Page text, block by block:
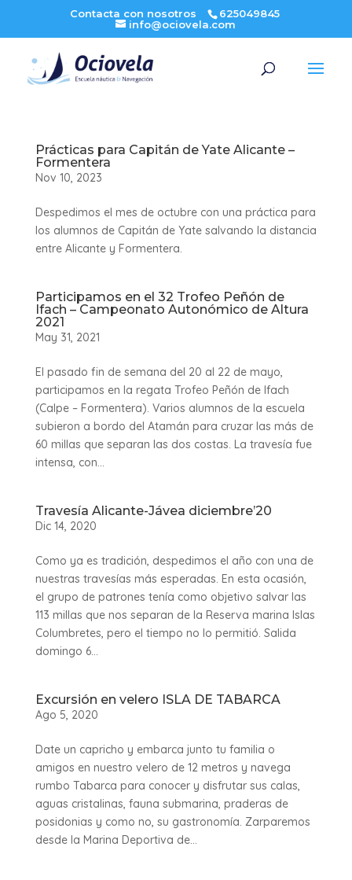
Contacta con nosotros
625049845
info@ociovela.com
Prácticas para Capitán de Yate Alicante –
Formentera
Nov 10, 2023
Despedimos el mes de octubre con una práctica para
los alumnos de Capitán de Yate salvando la distancia
entre Alicante y Formentera.
Participamos en el 32 Trofeo Peñón de
Ifach – Campeonato Autonómico de Altura
2021
May 31, 2021
El pasado fin de semana del 20 al 22 de mayo,
participamos en la regata Trofeo Peñón de Ifach
(Calpe – Formentera). Varios alumnos de la escuela
subieron a bordo del Atamán para cruzar las más de
60 millas que separan las dos costas. La travesía fue
intensa, con...
Travesía Alicante-Jávea diciembre’20
Dic 14, 2020
Como ya es tradición, despedimos el año con una de
nuestras travesías más esperadas. En esta ocasión,
el grupo de patrones tenía como objetivo salvar las
113 millas que nos separan de la Reserva marina Islas
Columbretes, pero el tiempo no lo permitió. Salida
domingo 6...
Excursión en velero ISLA DE TABARCA
Ago 5, 2020
Date un capricho y embarca junto tu familia o
amigos en nuestro velero de 12 metros y navega
rumbo Tabarca para conocer y disfrutar sus calas,
aguas cristalinas, fauna submarina, praderas de
posidonias y como no, su gastronomía. Zarparemos
desde la Marina Deportiva de...